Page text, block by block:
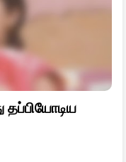
தப்பியோடிய